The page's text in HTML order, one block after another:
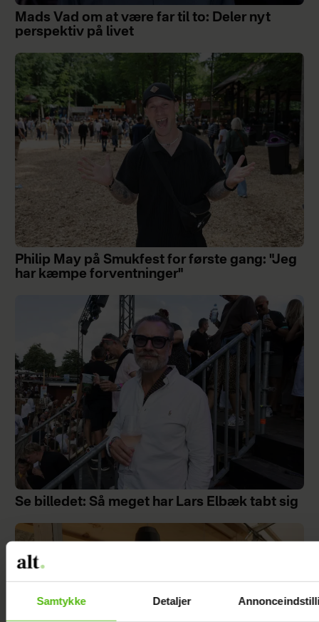
Samtykke Detaljer
Mads Vad om at være far til to: Deler nyt
perspektiv på livet
Philip May på Smukfest for første gang: "Jeg
har kæmpe forventninger"
Se billedet: Så meget har Lars Elbæk tabt sig